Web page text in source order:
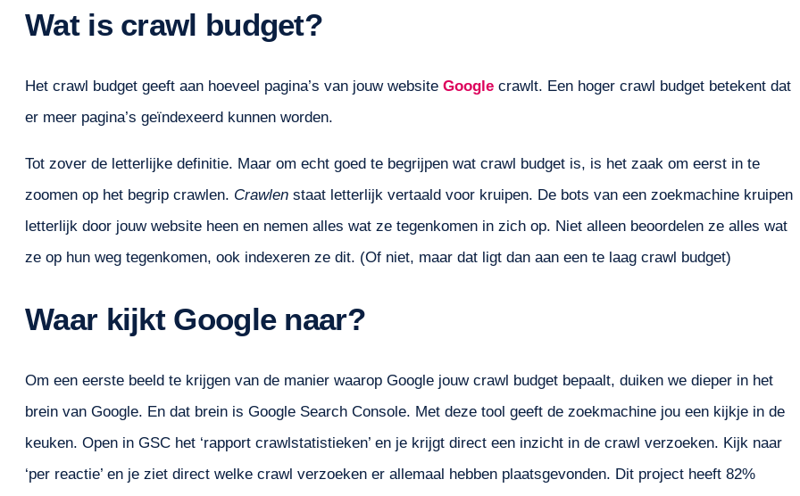
Wat is crawl budget?
Het crawl budget geeft aan hoeveel pagina’s van jouw website Google crawlt. Een hoger crawl budget betekent dat
er meer pagina’s geïndexeerd kunnen worden.
Tot zover de letterlijke definitie. Maar om echt goed te begrijpen wat crawl budget is, is het zaak om eerst in te
zoomen op het begrip crawlen. Crawlen staat letterlijk vertaald voor kruipen. De bots van een zoekmachine kruipen
letterlijk door jouw website heen en nemen alles wat ze tegenkomen in zich op. Niet alleen beoordelen ze alles wat
ze op hun weg tegenkomen, ook indexeren ze dit. (Of niet, maar dat ligt dan aan een te laag crawl budget)
Waar kijkt Google naar?
Om een eerste beeld te krijgen van de manier waarop Google jouw crawl budget bepaalt, duiken we dieper in het
brein van Google. En dat brein is Google Search Console. Met deze tool geeft de zoekmachine jou een kijkje in de
keuken. Open in GSC het ‘rapport crawlstatistieken’ en je krijgt direct een inzicht in de crawl verzoeken. Kijk naar
‘per reactie’ en je ziet direct welke crawl verzoeken er allemaal hebben plaatsgevonden. Dit project heeft 82%